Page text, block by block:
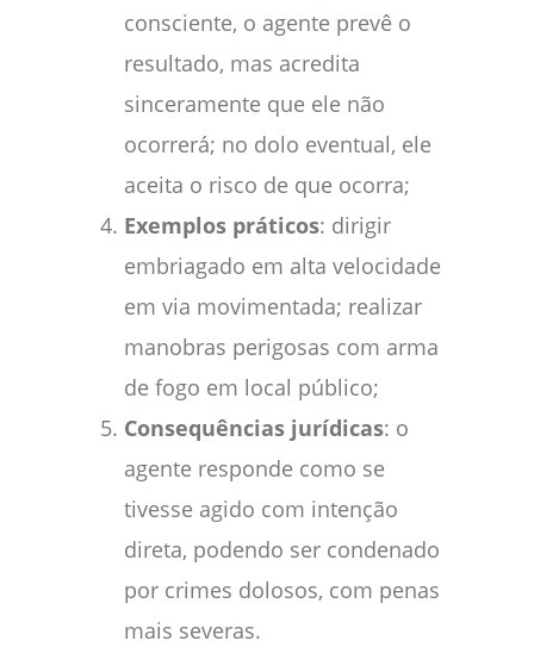
consciente, o agente prevê o
resultado, mas acredita
sinceramente que ele não
ocorrerá; no dolo eventual, ele
aceita o risco de que ocorra;
Exemplos práticos: dirigir
embriagado em alta velocidade
em via movimentada; realizar
manobras perigosas com arma
de fogo em local público;
Consequências jurídicas: o
agente responde como se
tivesse agido com intenção
direta, podendo ser condenado
por crimes dolosos, com penas
mais severas.